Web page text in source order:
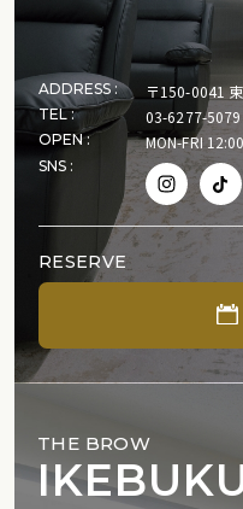
ADDRESS : 〒150-0041
TEL : 03-6277-5079
OPEN : MON-FRI
SNS :
RESERVE
THE BROW